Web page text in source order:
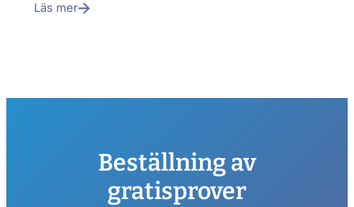
Läs mer
Beställning av
gratisprover